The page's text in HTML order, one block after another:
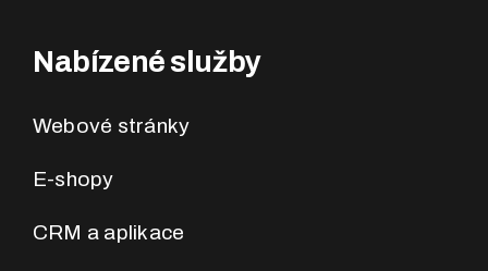
Nabízené služby
Webové stránky
E-shopy
CRM a aplikace